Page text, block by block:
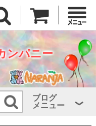
ンパニー
ブログ
メニュー